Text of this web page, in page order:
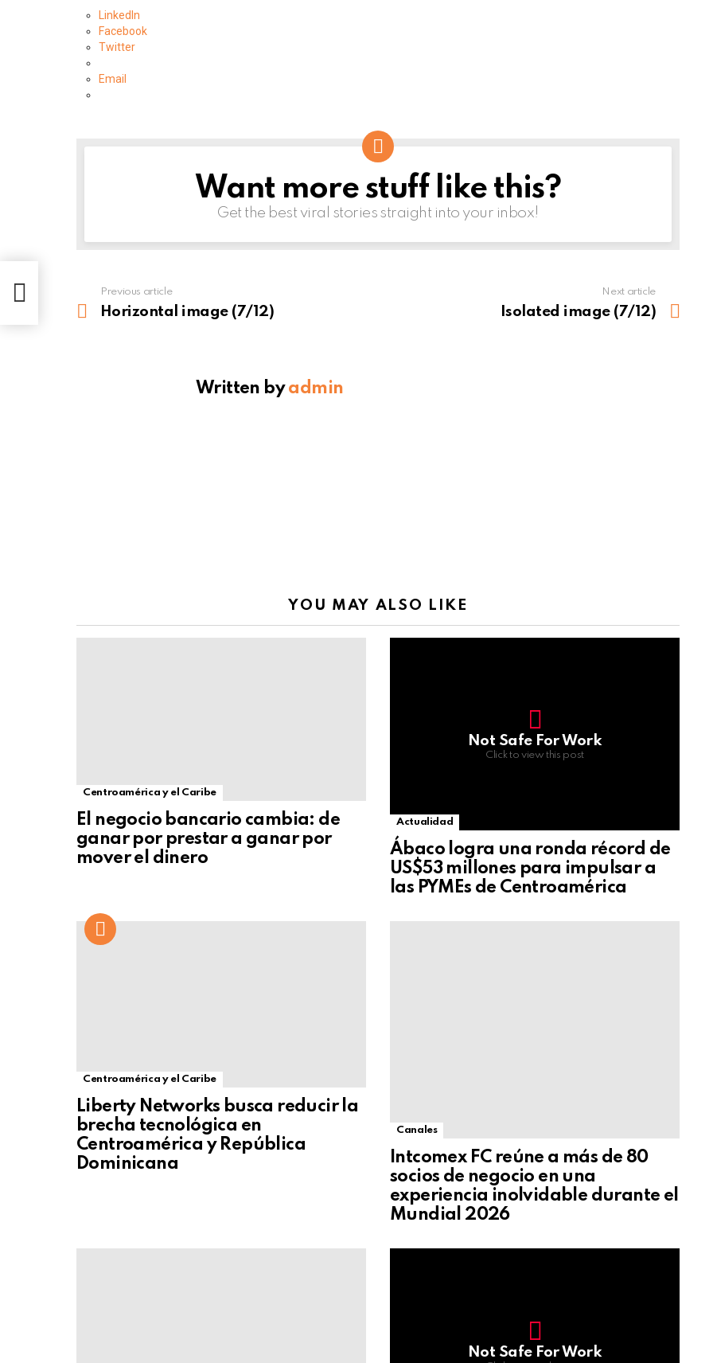
LinkedIn
Facebook
Twitter
Email
NEWSLETTERWant more stuff like this?
Get the best viral stories straight into your inbox!
more
Previous article
Horizontal image (7/12)
Next article
Isolated image (7/12)
Written byadmin
YOU MAY ALSO LIKE
Centroamérica y el Caribe
El negocio bancario cambia: de
ganar por prestar a ganar por
mover el dinero
Not Safe For Work
Click to view this post
Actualidad
Ábaco logra una ronda récord de
US$53 millones para impulsar a
las PYMEs de Centroamérica
Centroamérica y el Caribe
Liberty Networks busca reducir la
brecha tecnológica en
Centroamérica y República
Dominicana
Canales
Intcomex FC reúne a más de 80
socios de negocio en una
experiencia inolvidable durante el
Mundial 2026
Not Safe For Work